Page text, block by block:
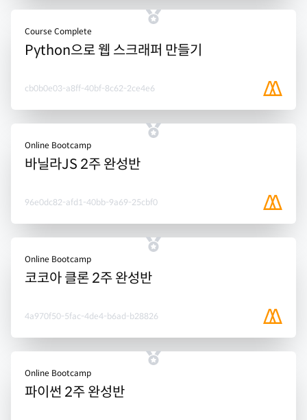
Course Complete
Python으로 웹 스크래퍼 만들기
cb0b0e03-a8ff-40bf-8c62-2ce4e6
Online Bootcamp
바닐라JS 2주 완성반
96e0dc82-afd1-40bb-9a69-25cbf0
Online Bootcamp
코코아 클론 2주 완성반
4a970f50-5fac-4de4-b6ad-b28826
Online Bootcamp
파이썬 2주 완성반